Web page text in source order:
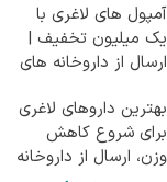
آمپول های لاغری با
یک میلیون تخفیف |
ارسال از داروخانه های
بهترین داروهای لاغری
برای شروع کاهش
وزن، ارسال از داروخانه